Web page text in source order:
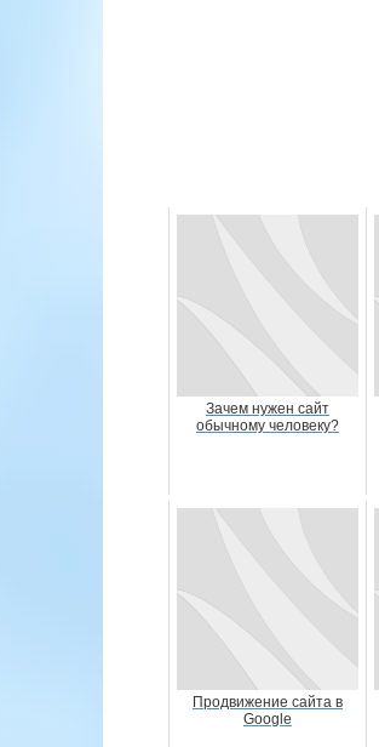
Зачем нужен сайт
обычному человеку?
Продвижение сайта в
Google